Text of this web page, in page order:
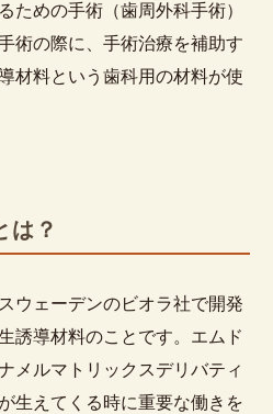
ための手術（歯周外科手術）
術の際に、手術治療を補助す
材料という歯科用の材料が使
は？
ウェーデンのビオラ社で開発
誘導材料のことです。エムド
メルマトリックスデリバティ
生えてくる時に重要な働きを